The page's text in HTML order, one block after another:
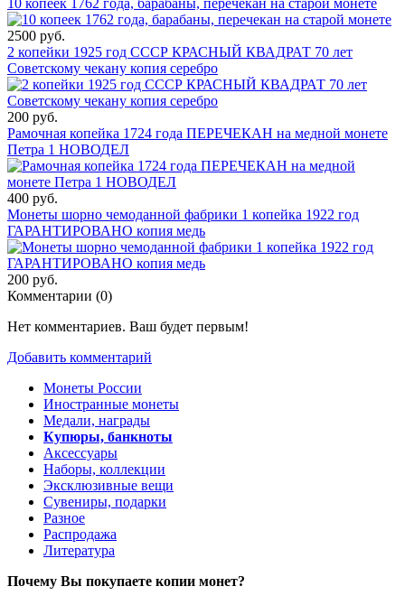
10 копеек 1762 года, барабаны, перечекан на старой монете
2500 руб.
2 копейки 1925 год СССР КРАСНЫЙ КВАДРАТ 70 лет
Советскому чекану копия серебро
200 руб.
Рамочная копейка 1724 года ПЕРЕЧЕКАН на медной монете
Петра 1 НОВОДЕЛ
400 руб.
Монеты шорно чемоданной фабрики 1 копейка 1922 год
ГАРАНТИРОВАНО копия медь
200 руб.
Комментарии (0)
Нет комментариев. Ваш будет первым!
Добавить комментарий
Монеты России
Иностранные монеты
Медали, награды
Купюры, банкноты
Аксессуары
Наборы, коллекции
Эксклюзивные вещи
Сувениры, подарки
Разное
Распродажа
Литература
Почему Вы покупаете копии монет?